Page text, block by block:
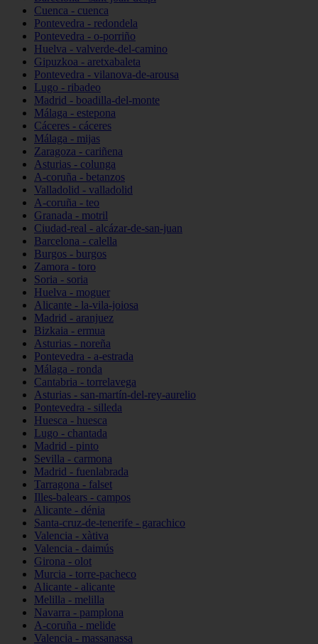
Cuenca - cuenca
Pontevedra - redondela
Pontevedra - o-porriño
Huelva - valverde-del-camino
Gipuzkoa - aretxabaleta
Pontevedra - vilanova-de-arousa
Lugo - ribadeo
Madrid - boadilla-del-monte
Málaga - estepona
Cáceres - cáceres
Málaga - mijas
Zaragoza - cariñena
Asturias - colunga
A-coruña - betanzos
Valladolid - valladolid
A-coruña - teo
Granada - motril
Ciudad-real - alcázar-de-san-juan
Barcelona - calella
Burgos - burgos
Zamora - toro
Soria - soria
Huelva - moguer
Alicante - la-vila-joiosa
Madrid - aranjuez
Bizkaia - ermua
Asturias - noreña
Pontevedra - a-estrada
Málaga - ronda
Cantabria - torrelavega
Asturias - san-martín-del-rey-aurelio
Pontevedra - silleda
Huesca - huesca
Lugo - chantada
Madrid - pinto
Sevilla - carmona
Madrid - fuenlabrada
Tarragona - falset
Illes-balears - campos
Alicante - dénia
Santa-cruz-de-tenerife - garachico
Valencia - xàtiva
Valencia - daimús
Girona - olot
Murcia - torre-pacheco
Alicante - alicante
Melilla - melilla
Navarra - pamplona
A-coruña - melide
Valencia - massanassa